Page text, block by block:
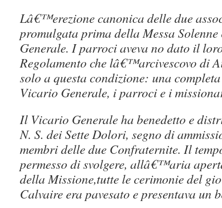
Lâ€™erezione canonica delle due
promulgata prima della Messa
Generale. I parroci aveva no dato il
Regolamento che lâ€™arcivescovo di
solo a questa condizione: una
Vicario Generale, i parroci e i
Il Vicario Generale ha benedetto e
N. S. dei Sette Dolori, segno di
membri delle due Confraternite. Il
permesso di svolgere, allâ€™aria
della Missione,tutte le cerimonie del
Calvaire era pavesato e presentava un